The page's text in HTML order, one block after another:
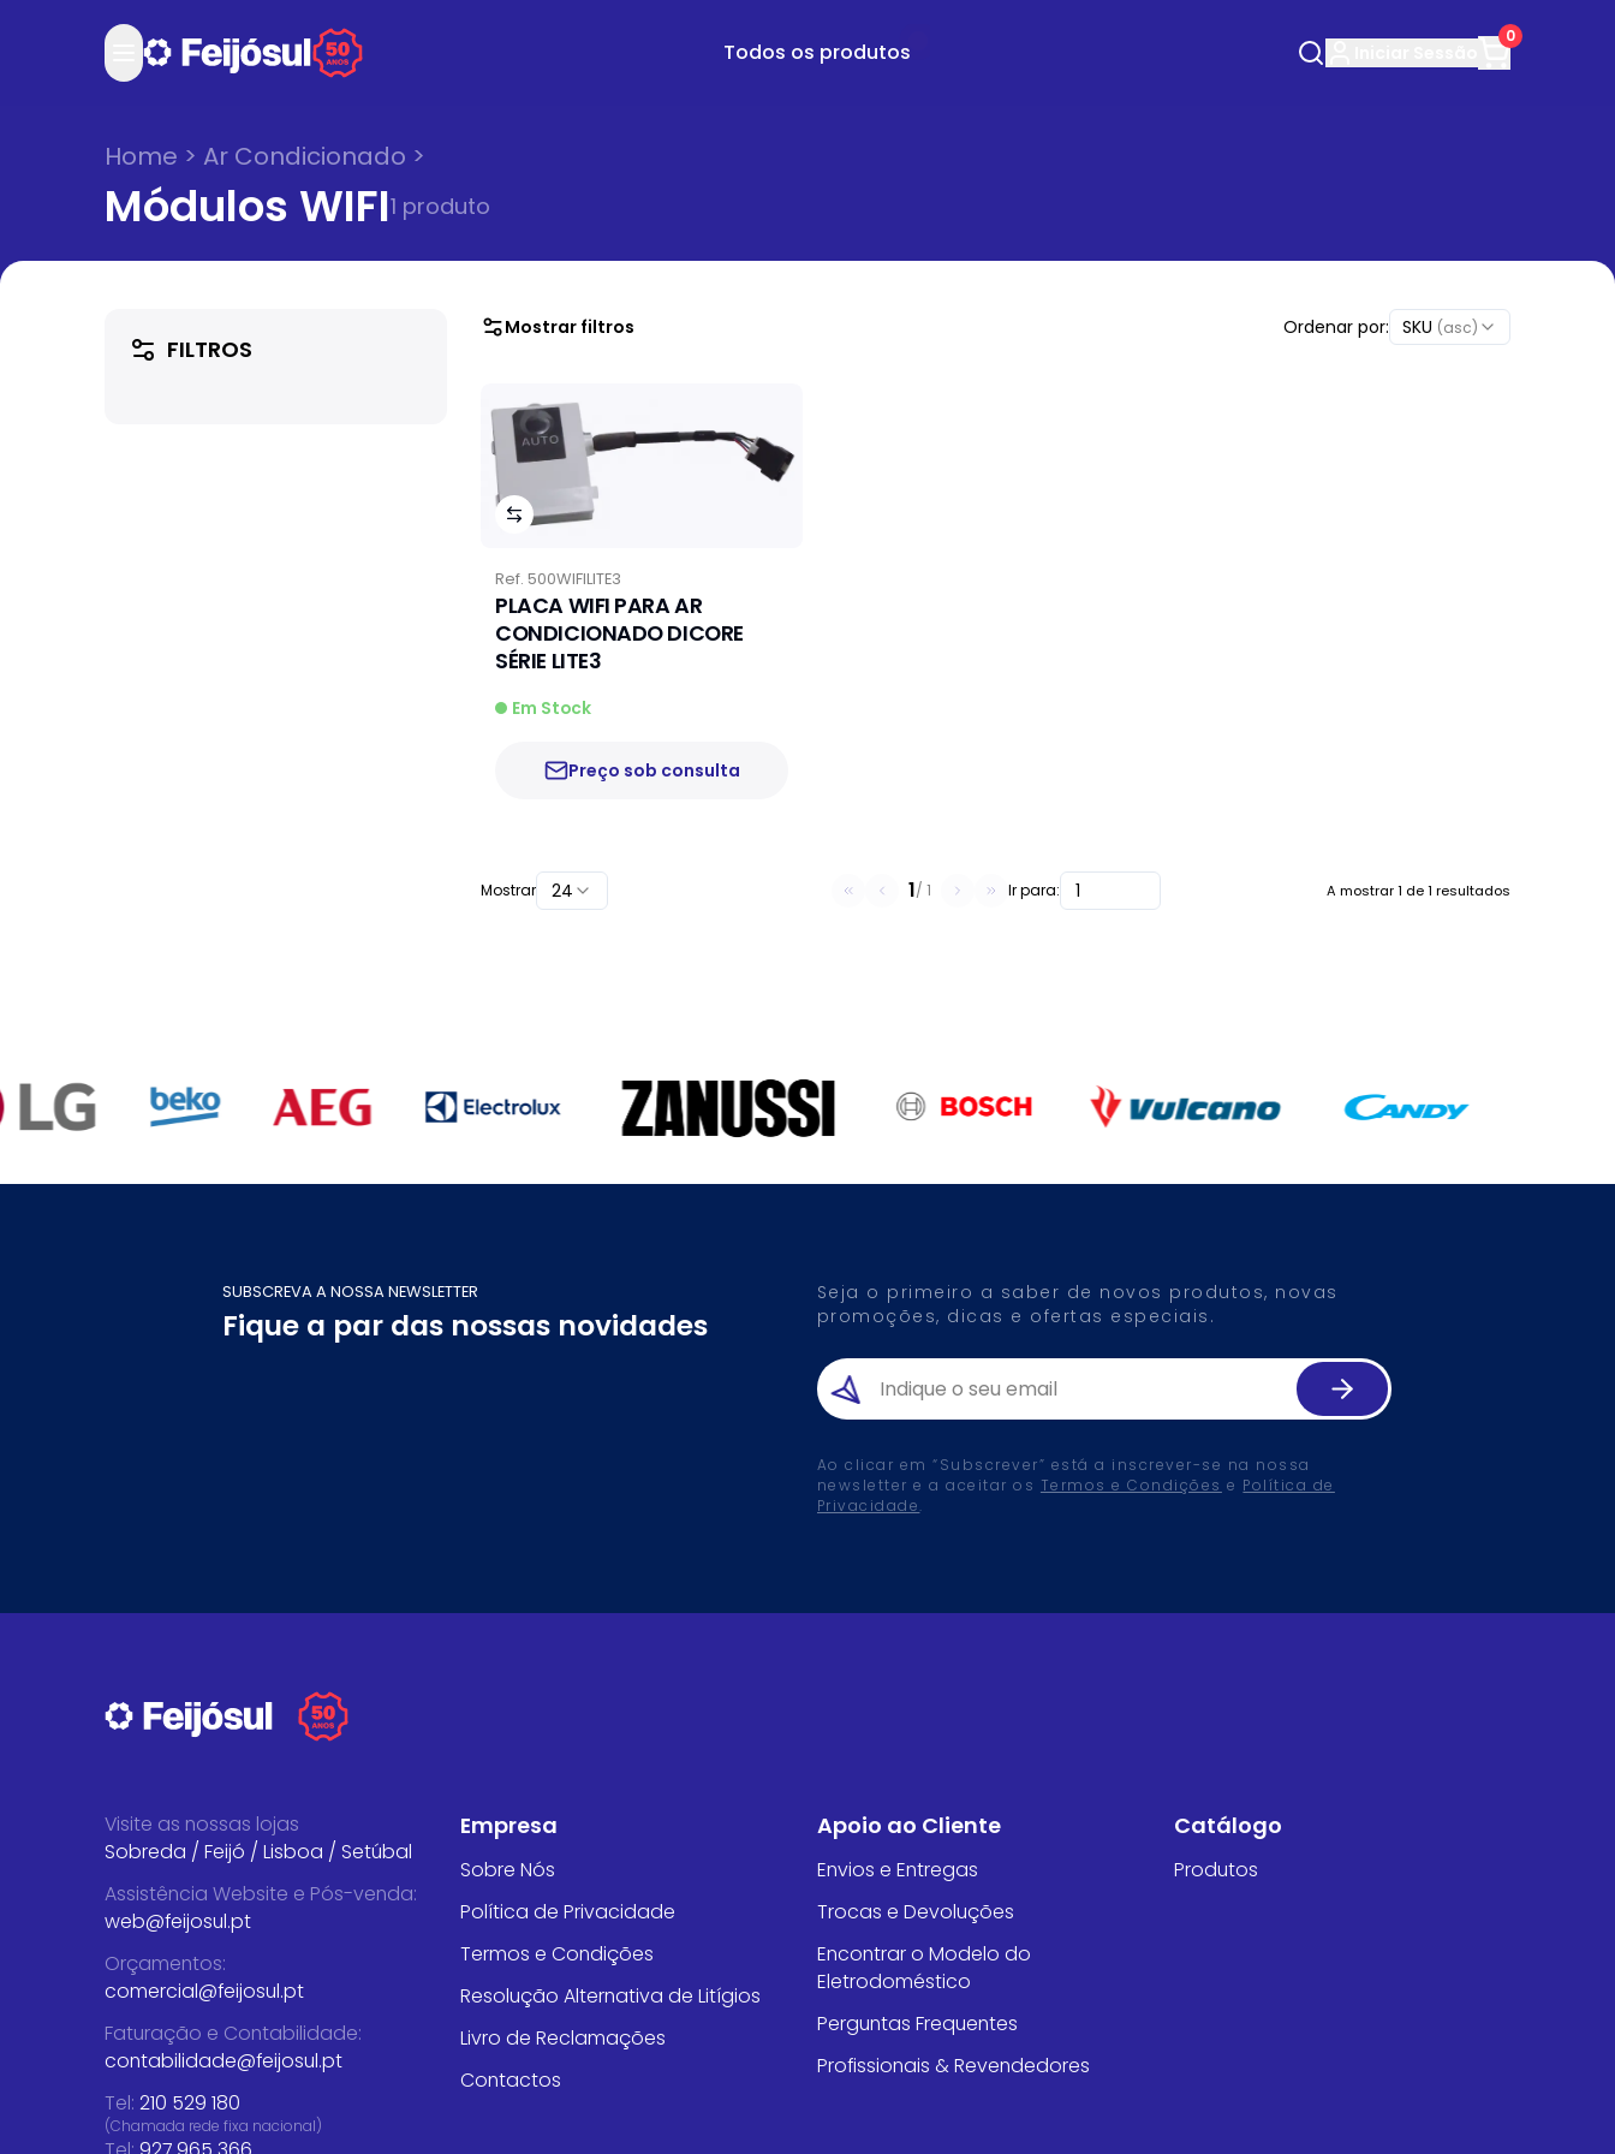
Todos os produtos
0
Home > Ar Condicionado >
Módulos WIFI1 produto
FILTROS
Mostrar filtros Ordenar por: SKU (asc)
Ref.500WIFILITE3
PLACA WIFI PARA AR
CONDICIONADO DICORE
SÉRIE LITE3
Em Stock
Preço sob consulta
A mostrar1 de1 resultados
1/ 1 Ir para:
Mostrar 24
SUBSCREVA A NOSSA NEWSLETTER
Fique a par das nossas novidades
Seja o primeiro a saber de novos produtos, novas
promoções, dicas e ofertas especiais.
Ao clicar em “Subscrever” está a inscrever-se na nossa
newsletter e a aceitar os Termos e Condições e Política de
Privacidade.
Visite as nossas lojas
Sobreda / Feijó / Lisboa / Setúbal
Assistência Website e Pós-venda:
web@feijosul.pt
Orçamentos:
comercial@feijosul.pt
Faturação e Contabilidade:
contabilidade@feijosul.pt
Tel: 210 529 180
(Chamada rede fixa nacional)
Empresa
Sobre Nós
Política de Privacidade
Termos e Condições
Resolução Alternativa de Litígios
Livro de Reclamações
Contactos
Apoio ao Cliente
Envios e Entregas
Trocas e Devoluções
Encontrar o Modelo do
Eletrodoméstico
Perguntas Frequentes
Profissionais & Revendedores
Catálogo
Produtos